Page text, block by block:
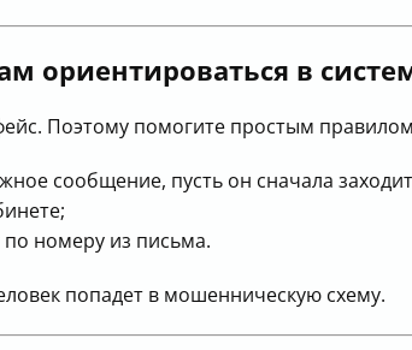
ориентироваться в
Поэтому помогите простым
сообщение, пусть он сначала
по номеру из письма.
попадет в мошенническую схему.